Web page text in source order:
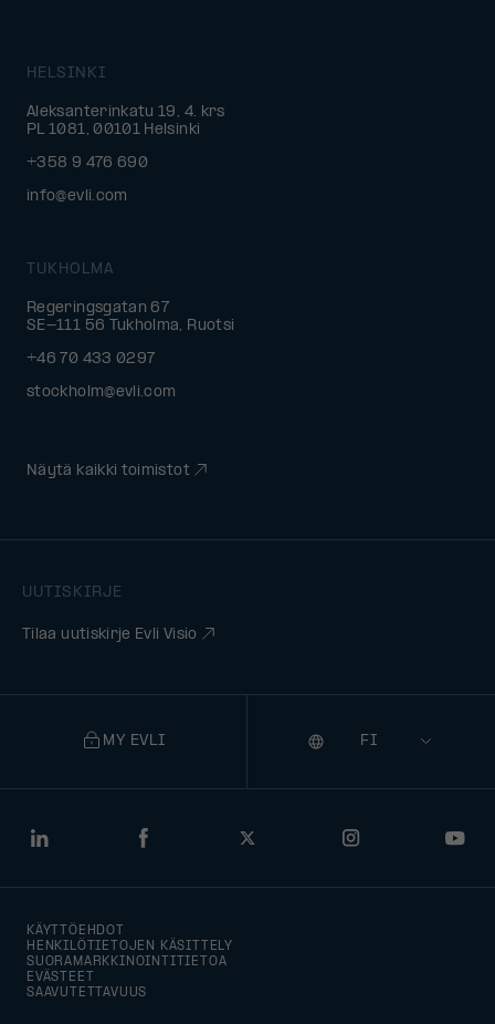
UUTISKIRJE
Tilaa uutiskirje Evli Visio
HELSINKI
Aleksanterinkatu 19, 4. krs
PL 1081, 00101 Helsinki
+358 9 476 690
info@evli.com
TUKHOLMA
Regeringsgatan 67
SE-111 56 Tukholma, Ruotsi
+46 70 433 0297
stockholm@evli.com
Näytä kaikki toimistot
LinkedIn Facebook Twitter Instagram
MY EVLI
Selecting
Kieli
KÄYTTÖEHDOT
HENKILÖTIETOJEN KÄSITTELY
SUORAMARKKINOINTITIETOA
EVÄSTEET
SAAVUTETTAVUUS